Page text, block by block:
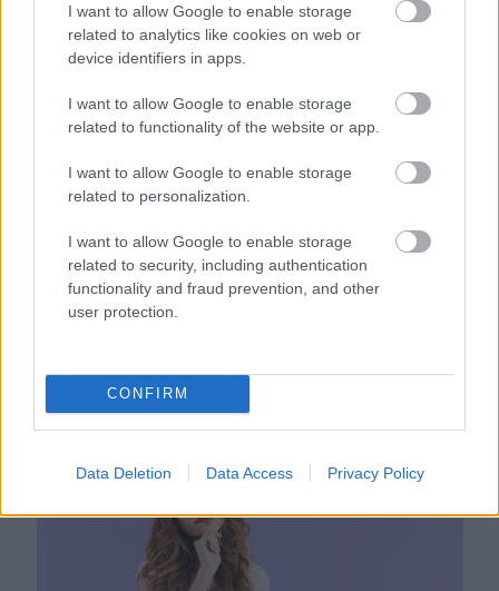
I want to allow Google to enable storage
related to analytics like cookies on web or
device identifiers in apps.
I want to allow Google to enable storage
related to functionality of the website or app.
I want to allow Google to enable storage
related to personalization.
I want to allow Google to enable storage
related to security, including authentication
functionality and fraud prevention, and other
user protection.
CONFIRM
Data Deletion Data Access Privacy Policy
Ezért párásodik be állandóan az ablak – egyszerűbb a
megoldás, mint gondolnád
Nem ecettel és nem szódabikarbónával: ezzel lesz újra
csillogó a vízköves csap